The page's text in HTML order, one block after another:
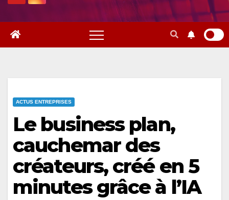
ACTUS ENTREPRISES
Le business plan,
cauchemar des
créateurs, créé en 5
minutes grâce à l’IA